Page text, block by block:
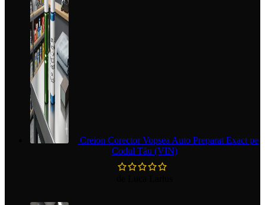
Creion Corector Vopsea Auto Preparat Exact pe
Codul Tău (VIN)